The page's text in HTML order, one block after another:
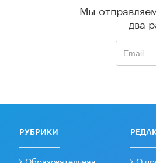
Мы
два
РУБРИКИ